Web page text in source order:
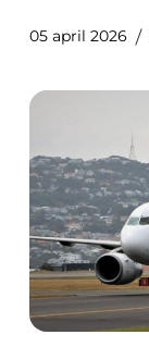
05 april 2026